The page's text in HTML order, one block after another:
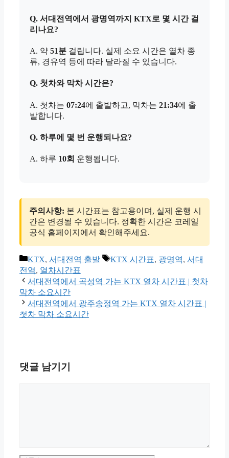
Q. 서대전역에서 광명역까지 KTX로 몇 시간 걸
리나요?
A. 약 51분 걸립니다. 실제 소요 시간은 열차 종
류, 경유역 등에 따라 달라질 수 있습니다.
Q. 첫차와 막차 시간은?
A. 첫차는 07:24에 출발하고, 막차는 21:34에 출
발합니다.
Q. 하루에 몇 번 운행되나요?
A. 하루 10회 운행됩니다.
주의사항: 본 시간표는 참고용이며, 실제 운행 시
간은 변경될 수 있습니다. 정확한 시간은 코레일
공식 홈페이지에서 확인해주세요.
카
테
고
리
KTX, 서대전역 출발
태
KTX 시간표, 광명역, 서대
전역, 열차시간표
서대전역에서 곡성역 가는 KTX 열차 시간표 | 첫차
막차 소요시간
서대전역에서 광주송정역 가는 KTX 열차 시간표 |
첫차 막차 소요시간
댓글 남기기